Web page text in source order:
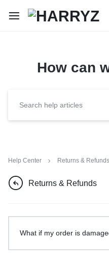
How can
Help Center Returns & Refunds
Returns & Refunds
What if my order is